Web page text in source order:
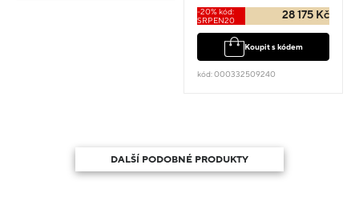
-20% kód:
SRPEN20
28 175 Kč
Koupit s kódem
kód: 000332509240
DALŠÍ PODOBNÉ PRODUKTY